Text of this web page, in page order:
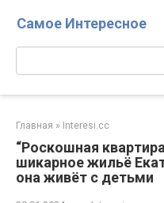
Самое Интересное
Поиск:
Главная » Interesi.cc
“Роскошная
шикарное жильё
она живёт с детьми